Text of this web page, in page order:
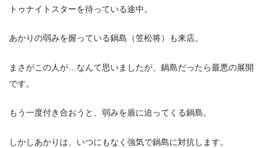
トゥナイトスターを待っている途中。
あかりの弱みを握っている鍋島（笠松将）も来店。
まさがこの人が…なんて思いましたが、鍋島だったら最悪の展開
です。
もう一度付き合おうと、弱みを盾に迫ってくる鍋島。
しかしあかりは、いつにもなく強気で鍋島に対抗します。